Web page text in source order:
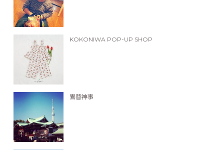
KOKONIWA POP-UP SHOP
鷽替神事